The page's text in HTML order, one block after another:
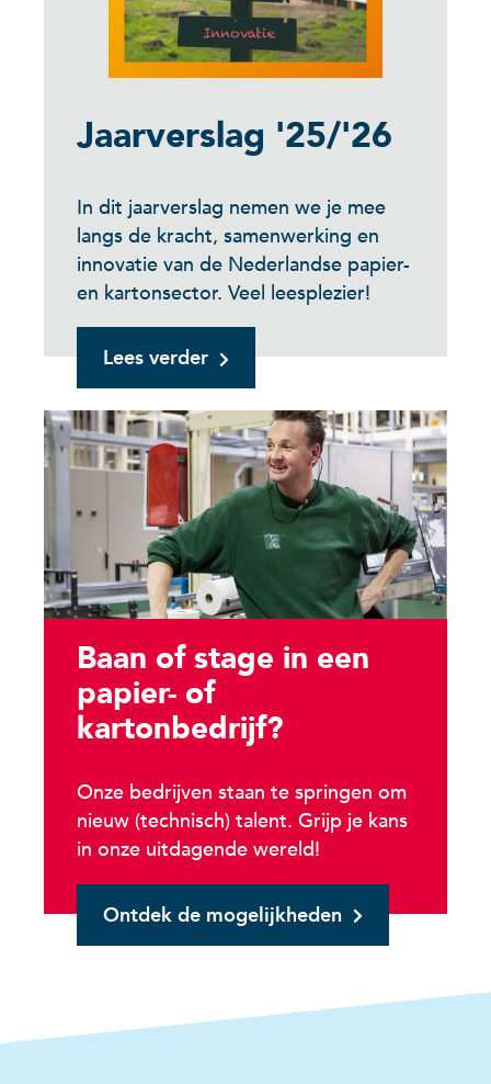
Jaarverslag '25/'26
In dit jaarverslag nemen we je mee
langs de kracht, samenwerking en
innovatie van de Nederlandse papier-
en kartonsector. Veel leesplezier!
Lees verder
Baan of stage in een
papier- of
kartonbedrijf?
Onze bedrijven staan te springen om
nieuw (technisch) talent. Grijp je kans
in onze uitdagende wereld!
Ontdek de mogelijkheden